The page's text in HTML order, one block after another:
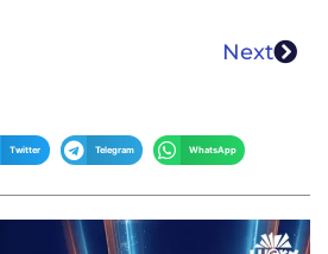
Next
Twitter Telegram WhatsApp